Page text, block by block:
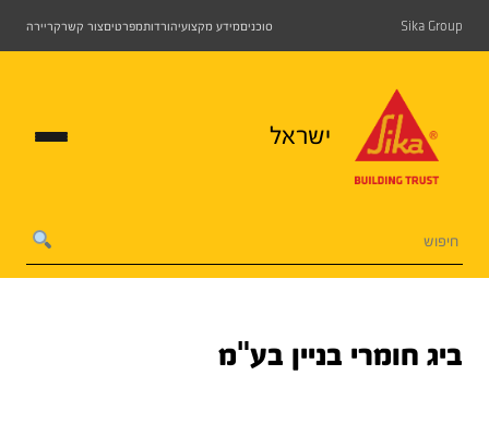
Sika Group סוכניםמידע מקצועיהורדותמפרטיםצור קשרקריירה
ישראל
ביג חומרי בניין בע"מ